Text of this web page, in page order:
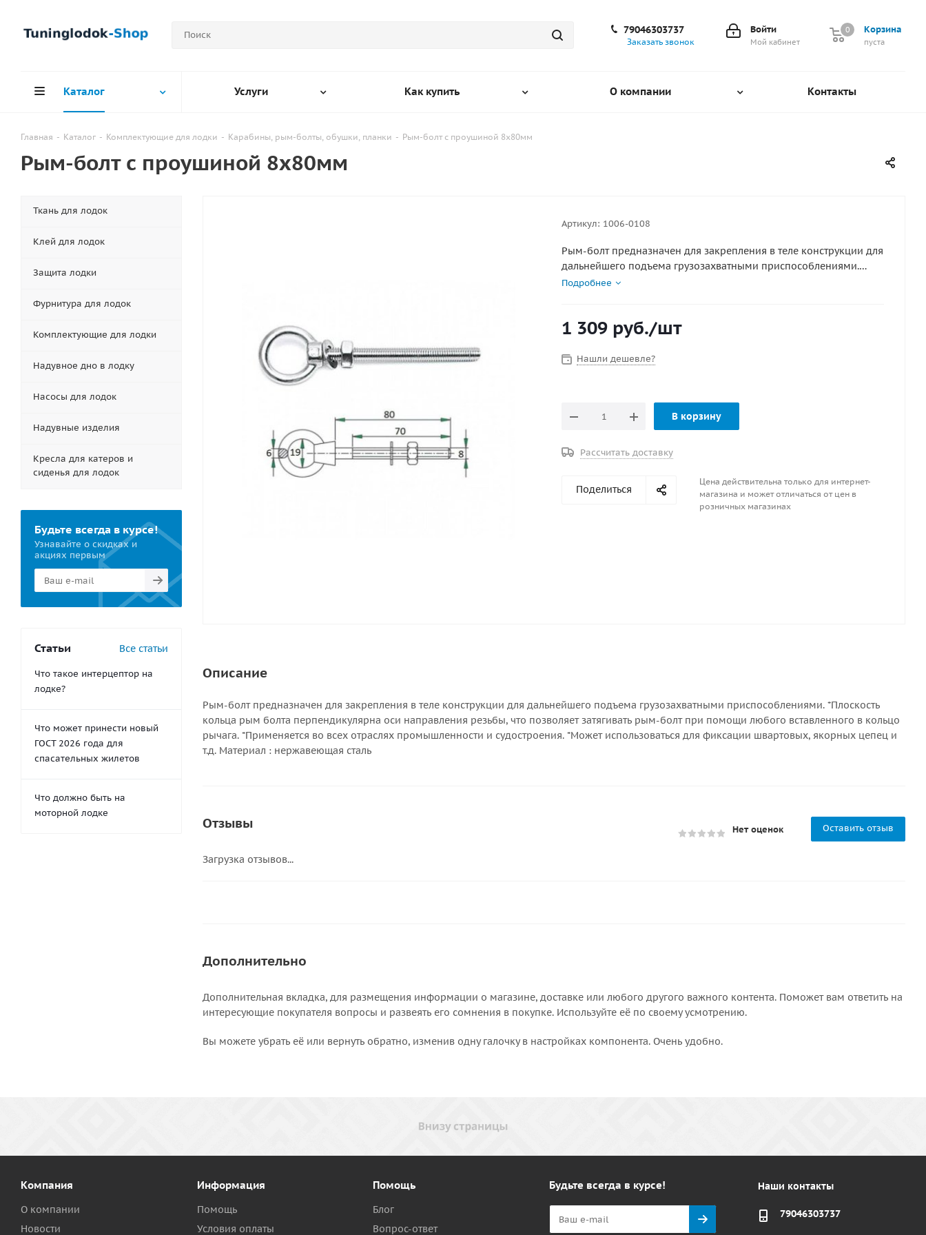
Корзина
0
пуста
0
Войти
Мой кабинет
79046303737
Заказать звонок
Каталог Услуги Как купить О компании Контакты
Главная - Каталог - Комплектующие для лодки - Карабины, рым-болты, обушки, планки - Рым-болт с проушиной 8х80мм
Рым-болт с проушиной 8х80мм
Артикул: 1006-0108
Рым-болт предназначен для закрепления в теле конструкции для
дальнейшего подъема грузозахватными приспособлениями.
*Плоскость кольца рым болта перпендикулярна оси направления
промышленности и судостроения. *Может использоваться для
фиксации швартовых, якорных цепец и т.д. Материал :
нержавеющая сталь
Подробнее
1 309 руб./шт
Нашли дешевле?
В корзину
Рассчитать доставку
Поделиться
Цена действительна только для интернет-
магазина и может отличаться от цен в
розничных магазинах
Описание
Рым-болт предназначен для закрепления в теле конструкции для дальнейшего подъема грузозахватными приспособлениями. *Плоскость
кольца рым болта перпендикулярна оси направления резьбы, что позволяет затягивать рым-болт при помощи любого вставленного в кольцо
рычага. *Применяется во всех отраслях промышленности и судостроения. *Может использоваться для фиксации швартовых, якорных цепец и
т.д. Материал : нержавеющая сталь
Отзывы Нет оценок Оставить отзыв
Загрузка отзывов...
Дополнительно
Дополнительная вкладка, для размещения информации о магазине, доставке или любого другого важного контента. Поможет вам ответить на
интересующие покупателя вопросы и развеять его сомнения в покупке. Используйте её по своему усмотрению.
Вы можете убрать её или вернуть обратно, изменив одну галочку в настройках компонента. Очень удобно.
Ткань для лодок
Клей для лодок
Защита лодки
Фурнитура для лодок
Комплектующие для лодки
Надувное дно в лодку
Насосы для лодок
Надувные изделия
Кресла для катеров и
сиденья для лодок
Будьте всегда в курсе!
Узнавайте о скидках и
акциях первым
Статьи Все статьи
Что такое интерцептор на
лодке?
Что может принести новый
ГОСТ 2026 года для
спасательных жилетов
Что должно быть на
моторной лодке
Компания
О компании
Новости
Информация
Помощь
Условия оплаты
Помощь
Блог
Вопрос-ответ
Будьте всегда в курсе! Наши контакты
79046303737